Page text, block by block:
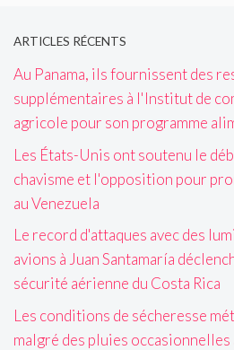
ARTICLES RÉCENTS
Au Panama, ils fournissent des
supplémentaires à l'Institut de
agricole pour son programme
Les États-Unis ont soutenu le
chavisme et l'opposition pour
au Venezuela
Le record d'attaques avec des
avions à Juan Santamaría
sécurité aérienne du Costa Rica
Les conditions de sécheresse
malgré des pluies occasionnelles